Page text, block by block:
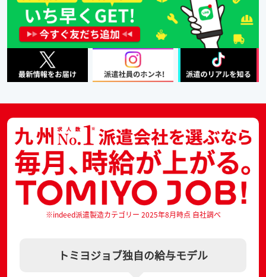
※indeed派遣製造カテゴリー 2025年8月時点 自社調べ
トミヨジョブ独自の給与モデル